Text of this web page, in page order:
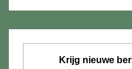
Krijg nieuwe